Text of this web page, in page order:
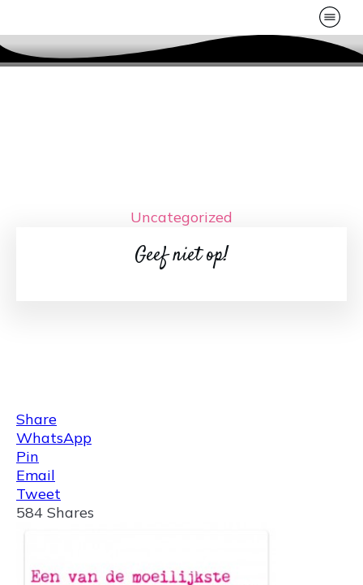
Uncategorized
Geef niet op!
Share
WhatsApp
Pin
Email
Tweet
584 Shares